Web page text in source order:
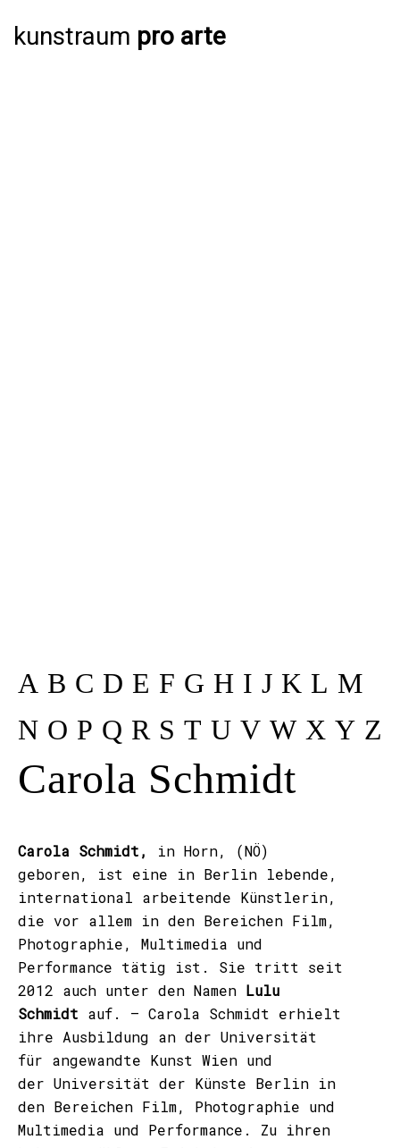
kunstraum pro arte
A B C D E F G H I J K L M
N O P Q R S T U V W X Y Z
Carola Schmidt
Carola Schmidt,
in Horn, (NÖ)
geboren, ist eine in Berlin lebende,
international arbeitende Künstlerin,
die vor allem in den Bereichen Film,
Photographie, Multimedia und
Performance tätig ist. Sie tritt seit
2012 auch unter den Namen Lulu
Schmidt auf. – Carola Schmidt erhielt
ihre Ausbildung an der Universität
für angewandte Kunst Wien und
der Universität der Künste Berlin in
den Bereichen Film, Photographie und
Multimedia und Performance. Zu ihren